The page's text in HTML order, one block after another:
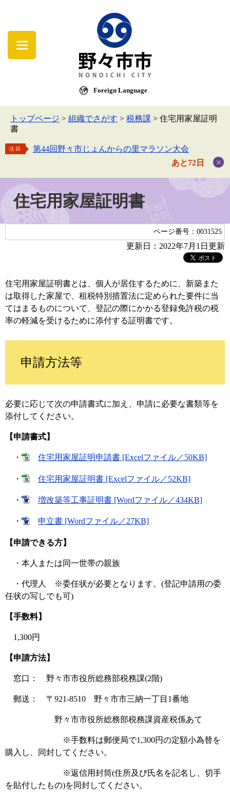
Foreign Language
トップページ > 組織でさがす > 税務課 > 住宅用家屋証明
書
注目
第44回野々市じょんからの里マラソン大会
あと72日
住宅用家屋証明書
ページ番号：0031525
更新日：2022年7月1日更新
住宅用家屋証明書とは、個人が居住するために、新築また
は取得した家屋で、租税特別措置法に定められた要件に当
てはまるものについて、登記の際にかかる登録免許税の税
率の軽減を受けるために添付する証明書です。
申請方法等
必要に応じて次の申請書式に加え、申請に必要な書類等を
添付してください。
【申請書式】
・ 住宅用家屋証明申請書 [Excelファイル／50KB]
・ 住宅用家屋証明書 [Excelファイル／52KB]
・ 増改築等工事証明書 [Wordファイル／434KB]
・ 申立書 [Wordファイル／27KB]
【申請できる方】
・本人または同一世帯の親族
・代理人 ※委任状が必要となります。(登記申請用の委
任状の写しでも可)
【手数料】
1,300円
【申請方法】
窓口： 野々市市役所総務部税務課(2階)
郵送： 〒921-8510 野々市市三納一丁目1番地
野々市市役所総務部税務課資産税係あて
※手数料は郵便局で1,300円の定額小為替を
購入し、同封してください。
※返信用封筒(住所及び氏名を記名し、切手
を貼付したもの)を同封してください。